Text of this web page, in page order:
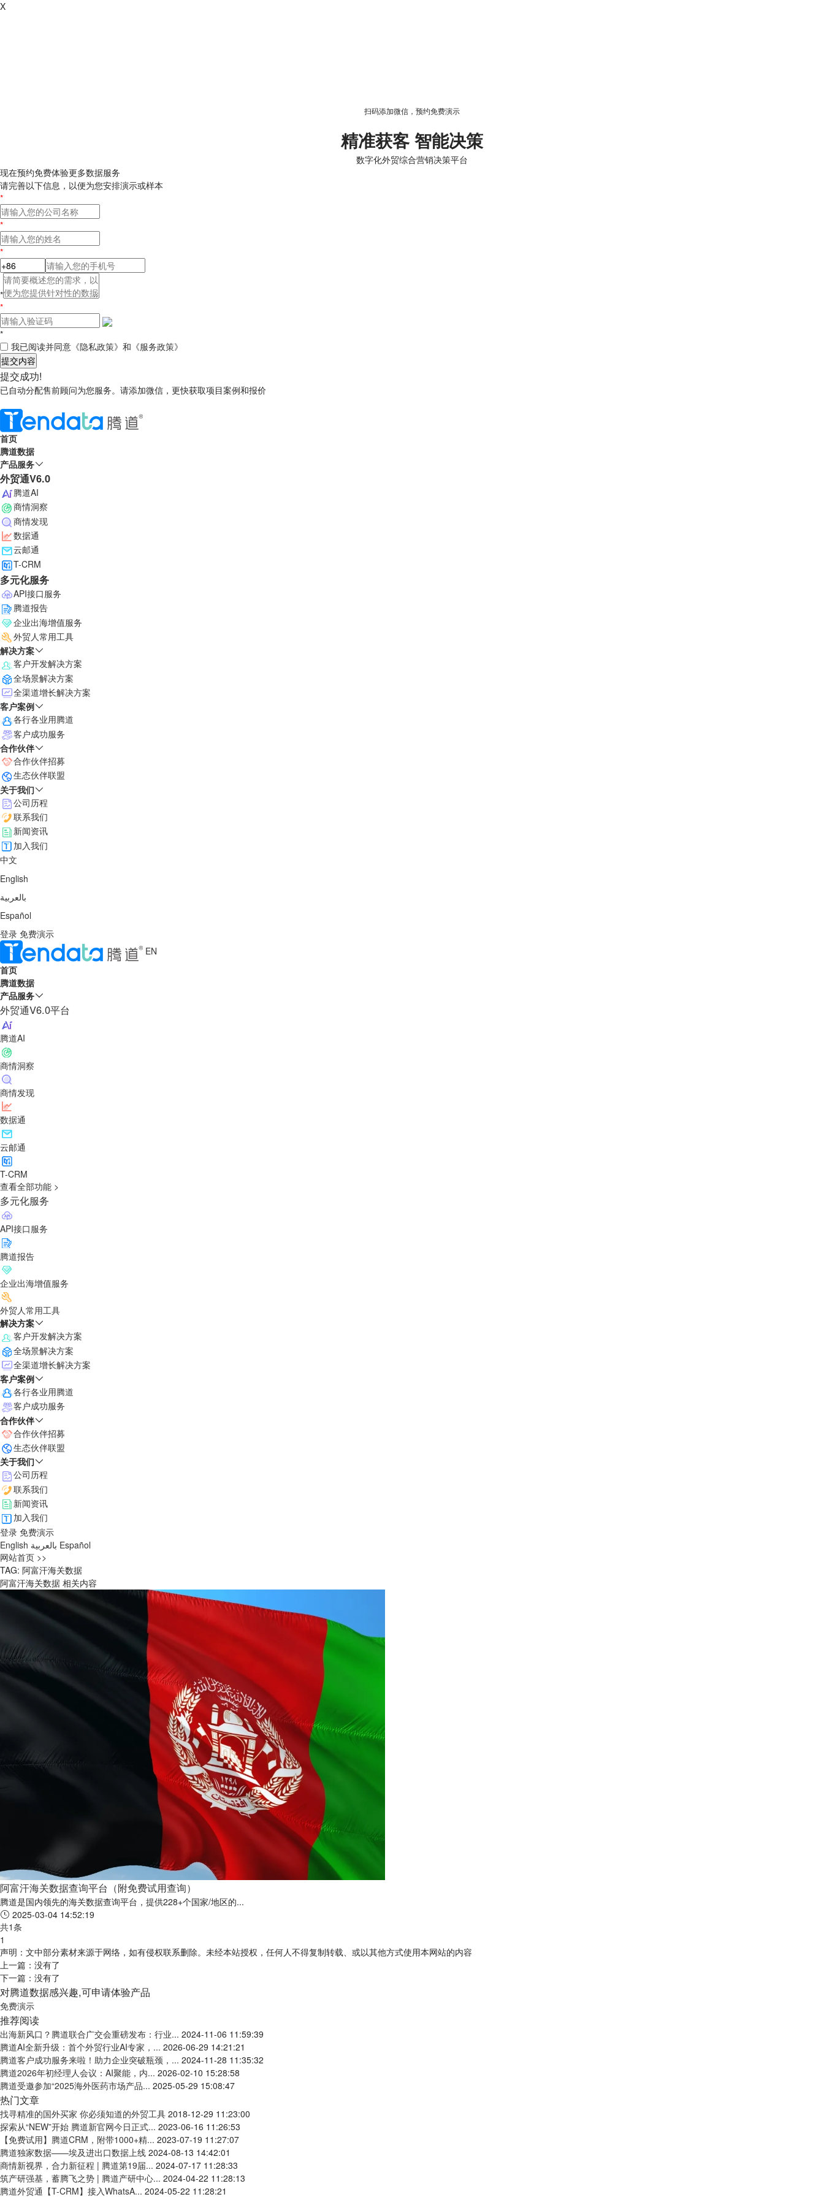
X
扫码添加微信，预约免费演示
精准获客 智能决策
数字化外贸综合营销决策平台
现在预约免费体验更多数据服务
请完善以下信息，以便为您安排演示或样本
*
*
*
*
*
*
我已阅读并同意 《隐私政策》 和 《服务政策》
提交内容
提交成功!
已自动分配售前顾问为您服务。请添加微信，更快获取项目案例和报价
首页
腾道数据
产品服务
外贸通V6.0
腾道AI
商情洞察
商情发现
数据通
云邮通
T-CRM
多元化服务
API接口服务
腾道报告
企业出海增值服务
外贸人常用工具
解决方案
客户开发解决方案
全场景解决方案
全渠道增长解决方案
客户案例
各行各业用腾道
客户成功服务
合作伙伴
合作伙伴招募
生态伙伴联盟
关于我们
公司历程
联系我们
新闻资讯
加入我们
中文
English
بالعربية
Español
登录 免费演示
EN
首页
腾道数据
产品服务
外贸通V6.0平台
腾道AI
商情洞察
商情发现
数据通
云邮通
T-CRM
查看全部功能 >
多元化服务
API接口服务
腾道报告
企业出海增值服务
外贸人常用工具
解决方案
客户开发解决方案
全场景解决方案
全渠道增长解决方案
客户案例
各行各业用腾道
客户成功服务
合作伙伴
合作伙伴招募
生态伙伴联盟
关于我们
公司历程
联系我们
新闻资讯
加入我们
登录 免费演示
English بالعربية Español
网站首页 >>
TAG: 阿富汗海关数据
阿富汗海关数据 相关内容
阿富汗海关数据查询平台（附免费试用查询）
腾道是国内领先的海关数据查询平台，提供228+个国家/地区的...
2025-03-04 14:52:19
共1条
1
声明：文中部分素材来源于网络，如有侵权联系删除。未经本站授权，任何人不得复制转载、或以其他方式使用本网站的内容
上一篇：没有了
下一篇：没有了
对腾道数据感兴趣,可申请体验产品
免费演示
推荐阅读
出海新风口？腾道联合广交会重磅发布：行业... 2024-11-06 11:59:39
腾道AI全新升级：首个外贸行业AI专家，... 2026-06-29 14:21:21
腾道客户成功服务来啦！助力企业突破瓶颈，... 2024-11-28 11:35:32
腾道2026年初经理人会议：AI聚能，内... 2026-02-10 15:28:58
​腾道受邀参加“2025海外医药市场产品... 2025-05-29 15:08:47
热门文章
找寻精准的国外买家 你必须知道的外贸工具 2018-12-29 11:23:00
探索从“NEW”开始 腾道新官网今日正式... 2023-06-16 11:26:53
【免费试用】腾道CRM，附带1000+精... 2023-07-19 11:27:07
腾道独家数据——埃及进出口数据上线 2024-08-13 14:42:01
商情新视界，合力新征程 | 腾道第19届... 2024-07-17 11:28:33
筑产研强基，蓄腾飞之势 | 腾道产研中心... 2024-04-22 11:28:13
腾道外贸通【T-CRM】接入WhatsA... 2024-05-22 11:28:21